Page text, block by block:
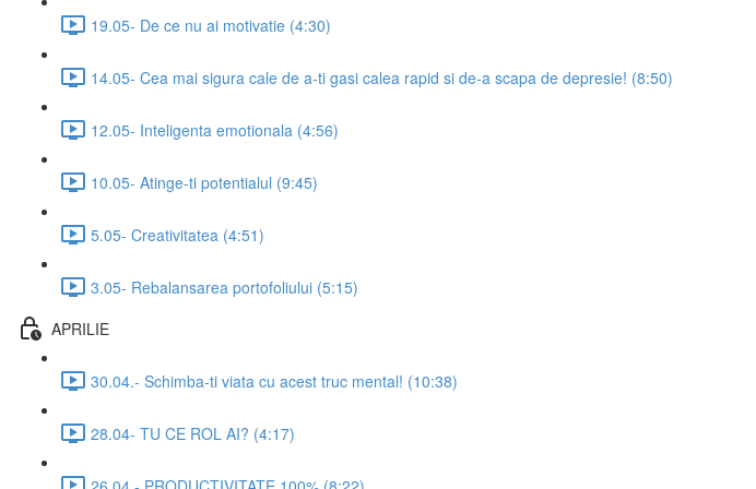
19.05- De ce nu ai motivatie (4:30)
14.05- Cea mai sigura cale de a-ti gasi calea rapid si de-a scapa de depresie! (8:50)
12.05- Inteligenta emotionala (4:56)
10.05- Atinge-ti potentialul (9:45)
5.05- Creativitatea (4:51)
3.05- Rebalansarea portofoliului (5:15)
APRILIE
30.04.- Schimba-ti viata cu acest truc mental! (10:38)
28.04- TU CE ROL AI? (4:17)